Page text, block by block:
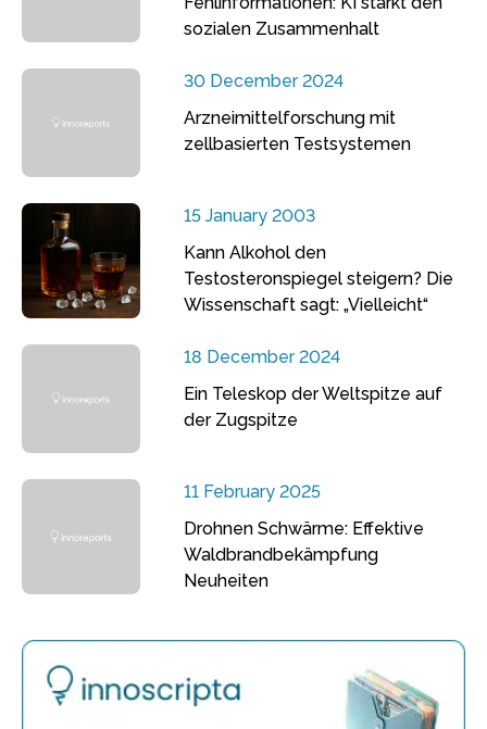
sozialen Zusammenhalt
30 December 2024
Arzneimittelforschung mit
zellbasierten Testsystemen
15 January 2003
Kann Alkohol den
Testosteronspiegel steigern? Die
Wissenschaft sagt: „Vielleicht“
18 December 2024
Ein Teleskop der Weltspitze auf
der Zugspitze
11 February 2025
Drohnen Schwärme: Effektive
Waldbrandbekämpfung
Neuheiten